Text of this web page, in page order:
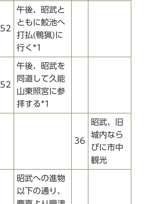
52
午後、昭武と
ともに鮫池へ
打払(鴨猟)に
行く*1
52
午後、昭武を
同道して久能
山東照宮に参
拝する*1
36
昭武、旧
城内なら
びに市中
観光
昭武への進物
以下の通り、